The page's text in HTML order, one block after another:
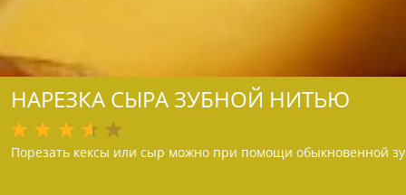
НАРЕЗКА СЫРА ЗУБНОЙ НИТЬЮ
Порезать кексы или сыр можно при помощи обыкновенной